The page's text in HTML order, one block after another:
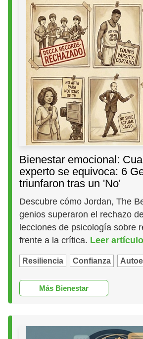
Bienestar emocional:
experto se equivoca: 6
triunfaron tras un 'No'
Descubre cómo Jordan, The
genios superaron el rechazo
lecciones de psicología sobre
frente a la crítica. Leer artículo
Resiliencia Confianza
Más Bienestar